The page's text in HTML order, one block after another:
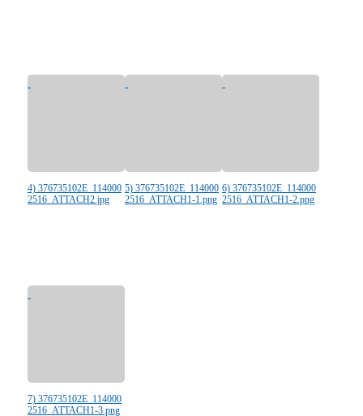
4) 376735102E_114000
2516_ATTACH2.jpg
5) 376735102E_114000
2516_ATTACH1-1.png
6) 376735102E_114000
2516_ATTACH1-2.png
7) 376735102E_114000
2516_ATTACH1-3.png